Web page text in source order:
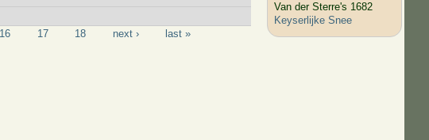
16 17 18 next › last »
Van der Sterre's 1682
Keyserlijke Snee